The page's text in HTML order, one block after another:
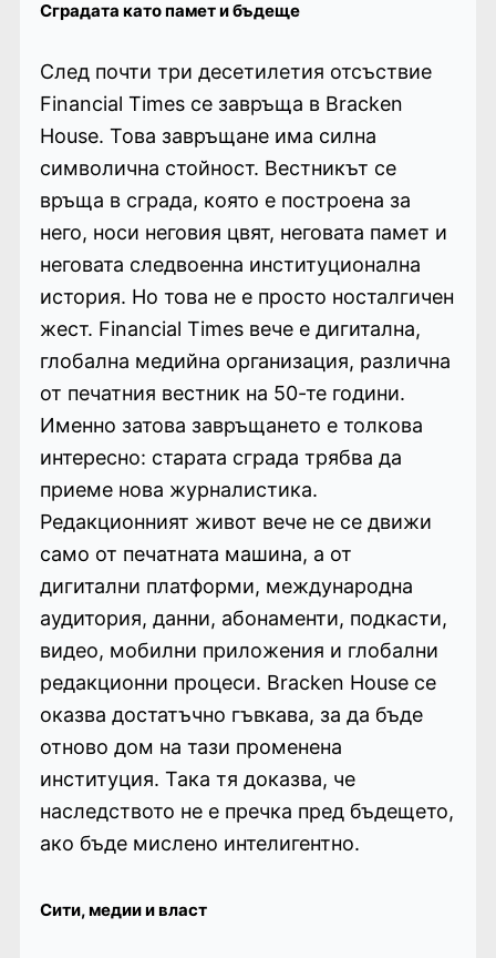
Сградата като памет и бъдеще
След почти три десетилетия отсъствие
Financial Times се завръща в Bracken
House. Това завръщане има силна
символична стойност. Вестникът се
връща в сграда, която е построена за
него, носи неговия цвят, неговата памет и
неговата следвоенна институционална
история. Но това не е просто носталгичен
жест. Financial Times вече е дигитална,
глобална медийна организация, различна
от печатния вестник на 50-те години.
Именно затова завръщането е толкова
интересно: старата сграда трябва да
приеме нова журналистика.
Редакционният живот вече не се движи
само от печатната машина, а от
дигитални платформи, международна
аудитория, данни, абонаменти, подкасти,
видео, мобилни приложения и глобални
редакционни процеси. Bracken House се
оказва достатъчно гъвкава, за да бъде
отново дом на тази променена
институция. Така тя доказва, че
наследството не е пречка пред бъдещето,
ако бъде мислено интелигентно.
Сити, медии и власт